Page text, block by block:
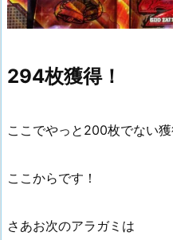
294枚獲得！
ここでやっと200枚でない獲
ここからです！
さあお次のアラガミは